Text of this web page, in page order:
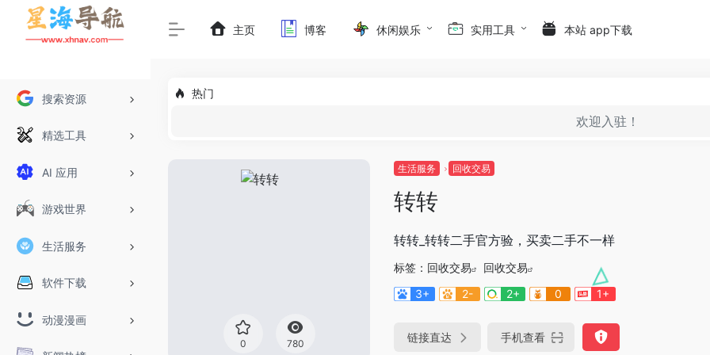
搜索资源
精选工具
AI 应用
游戏世界
生活服务
软件下载
动漫漫画
主页 博客 休闲娱乐 实用工具 本站 app下载
热门
欢迎入驻！
0 780
生活服务 回收交易
转转
转转_转转二手官方验，买卖二手不一样
标签： 回收交易
回收交易
3+
2- 2+ 0 1+
链接直达 手机查看